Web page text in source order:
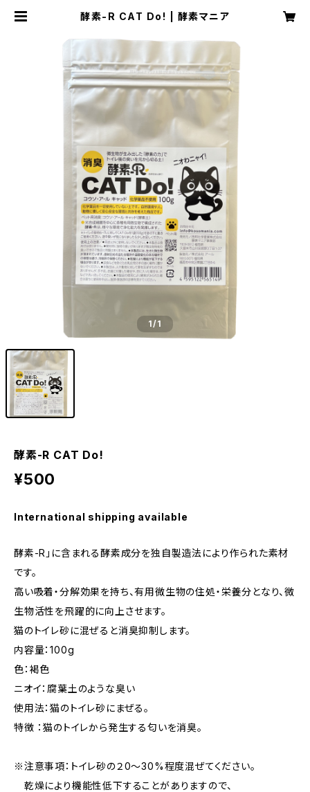
酵素-R CAT Do! | 酵素マニア
1/1
酵素-R CAT Do!
¥500
International shipping available
酵素-R」に含まれる酵素成分を独自製造法により作られた素材
です。
高い吸着・分解効果を持ち、有用微生物の住処・栄養分となり、微
生物活性を飛躍的に向上させます。
猫のトイレ砂に混ぜると消臭抑制します。
内容量：100g
色：褐色
ニオイ：腐葉土のような臭い
使用法：猫のトイレ砂にまぜる。
特徴 ：猫のトイレから発生する匂いを消臭。
※注意事項：トイレ砂の２0～30%程度混ぜてください。
乾燥により機能性低下することがありますので、